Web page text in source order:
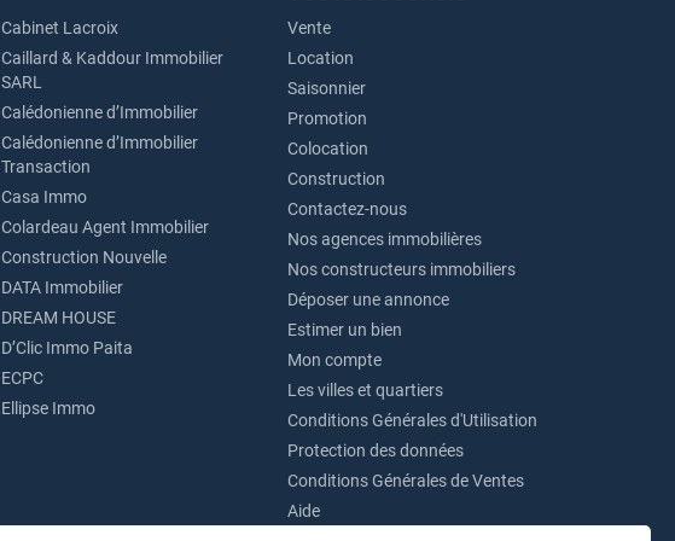
Cabinet Lacroix
Caillard & Kaddour Immobilier
SARL
Calédonienne d’Immobilier
Calédonienne d’Immobilier
Transaction
Casa Immo
Colardeau Agent Immobilier
Construction Nouvelle
DATA Immobilier
DREAM HOUSE
D’Clic Immo Paita
ECPC
Ellipse Immo
Vente
Location
Saisonnier
Promotion
Colocation
Construction
Contactez-nous
Nos agences immobilières
Nos constructeurs immobiliers
Déposer une annonce
Estimer un bien
Mon compte
Les villes et quartiers
Conditions Générales d'Utilisation
Protection des données
Conditions Générales de Ventes
Aide